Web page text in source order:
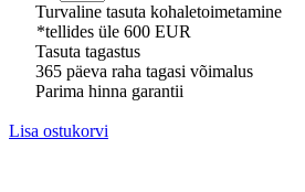
Turvaline tasuta kohaletoimetamine
*tellides üle 600 EUR
Tasuta tagastus
365 päeva raha tagasi võimalus
Parima hinna garantii
Lisa ostukorvi